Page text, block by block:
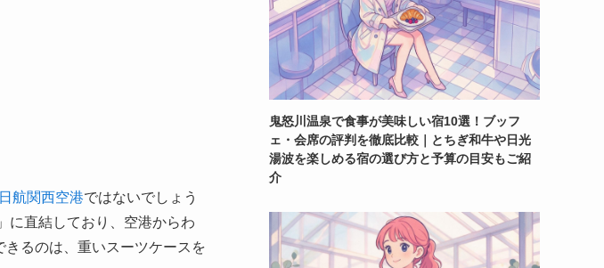
航関西空港ではないでしょう
に直結しており、空港からわ
るのは、重いスーツケースを
鬼怒川温泉で食事が美味しい宿10選！ブッフ
ェ・会席の評判を徹底比較｜とちぎ和牛や日光
湯波を楽しめる宿の選び方と予算の目安もご紹
介